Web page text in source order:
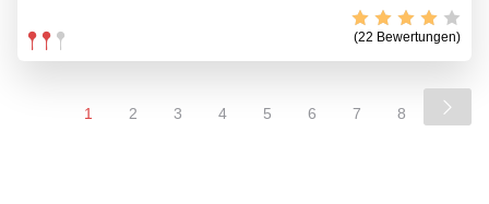
(22 Bewertungen)
1 2 3 4 5 6 7 8